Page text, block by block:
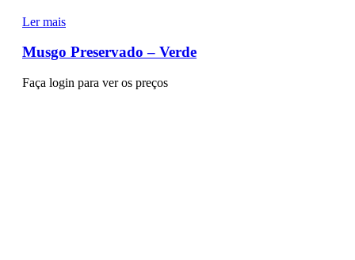
Ler mais
Musgo Preservado – Verde
Faça login para ver os preços